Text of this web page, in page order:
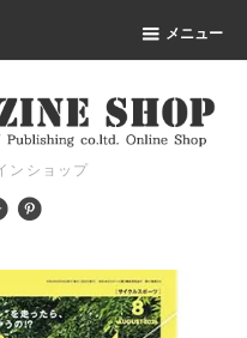
メニュー
ンショップ